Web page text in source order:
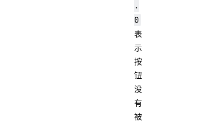
.
0
表
示
按
钮
没
有
被